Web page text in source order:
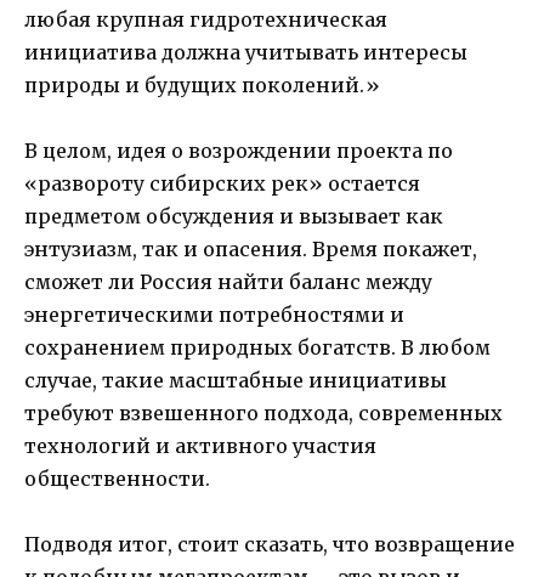
любая крупная гидротехническая
инициатива должна учитывать интересы
природы и будущих поколений.»
В целом, идея о возрождении проекта по
«развороту сибирских рек» остается
предметом обсуждения и вызывает как
энтузиазм, так и опасения. Время покажет,
сможет ли Россия найти баланс между
энергетическими потребностями и
сохранением природных богатств. В любом
случае, такие масштабные инициативы
требуют взвешенного подхода, современных
технологий и активного участия
общественности.
Подводя итог, стоит сказать, что возвращение